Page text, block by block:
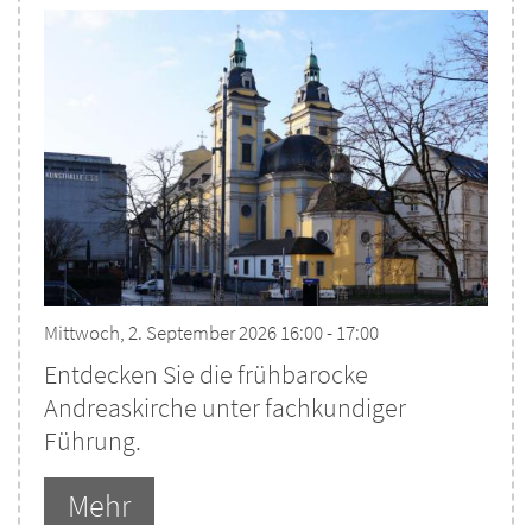
Mittwoch, 2. September 2026 16:00 - 17:00
Entdecken Sie die frühbarocke
Andreaskirche unter fachkundiger
Führung.
Mehr